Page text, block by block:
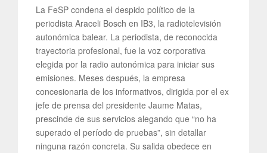
La FeSP condena el despido político de la
periodista Araceli Bosch en IB3, la radiotelevisión
autonómica balear. La periodista, de reconocida
trayectoria profesional, fue la voz corporativa
elegida por la radio autonómica para iniciar sus
emisiones. Meses después, la empresa
concesionaria de los informativos, dirigida por el ex
jefe de prensa del presidente Jaume Matas,
prescinde de sus servicios alegando que “no ha
superado el período de pruebas”, sin detallar
ninguna razón concreta. Su salida obedece en